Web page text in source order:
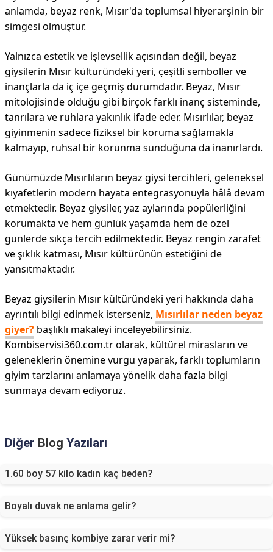
anlamda, beyaz renk, Mısır'da toplumsal hiyerarşinin bir
simgesi olmuştur.
Yalnızca estetik ve işlevsellik açısından değil, beyaz
giysilerin Mısır kültüründeki yeri, çeşitli semboller ve
inançlarla da iç içe geçmiş durumdadır. Beyaz, Mısır
mitolojisinde olduğu gibi birçok farklı inanç sisteminde,
tanrılara ve ruhlara yakınlık ifade eder. Mısırlılar, beyaz
giyinmenin sadece fiziksel bir koruma sağlamakla
kalmayıp, ruhsal bir korunma sunduğuna da inanırlardı.
Günümüzde Mısırlıların beyaz giysi tercihleri, geleneksel
kıyafetlerin modern hayata entegrasyonuyla hâlâ devam
etmektedir. Beyaz giysiler, yaz aylarında popülerliğini
korumakta ve hem günlük yaşamda hem de özel
günlerde sıkça tercih edilmektedir. Beyaz rengin zarafet
ve şıklık katması, Mısır kültürünün estetiğini de
yansıtmaktadır.
Beyaz giysilerin Mısır kültüründeki yeri hakkında daha
ayrıntılı bilgi edinmek isterseniz, Mısırlılar neden beyaz
giyer? başlıklı makaleyi inceleyebilirsiniz.
Kombiservisi360.com.tr olarak, kültürel mirasların ve
geleneklerin önemine vurgu yaparak, farklı toplumların
giyim tarzlarını anlamaya yönelik daha fazla bilgi
sunmaya devam ediyoruz.
Diğer Blog Yazıları
1.60 boy 57 kilo kadın kaç beden?
Boyalı duvak ne anlama gelir?
Yüksek basınç kombiye zarar verir mi?